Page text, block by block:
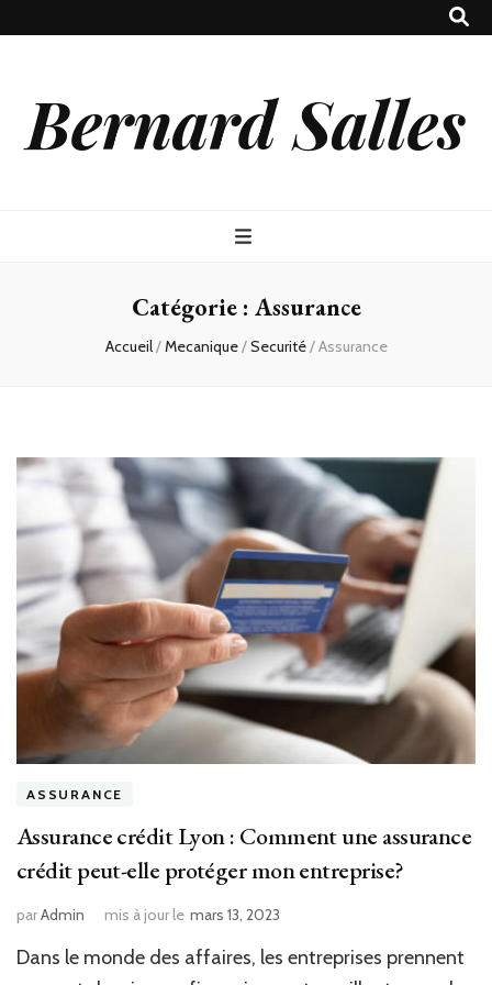
Bernard Salles
Catégorie : Assurance
Accueil/Mecanique/Securité/Assurance
ASSURANCE
Assurance crédit Lyon : Comment une assurance
crédit peut-elle protéger mon entreprise?
parAdmin mis à jour le mars 13, 2023
Dans le monde des affaires, les entreprises prennent